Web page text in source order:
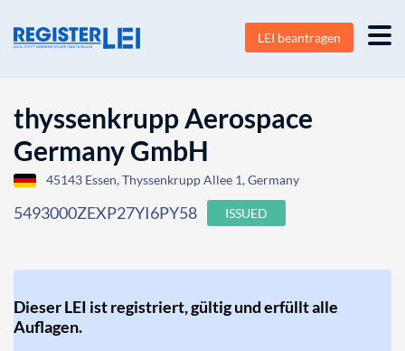
LEI beantragen
thyssenkrupp Aerospace
Germany GmbH
45143 Essen, Thyssenkrupp Allee 1, Germany
5493000ZEXP27YI6PY58 ISSUED
Dieser LEI ist registriert, gültig und erfüllt alle
Auflagen.